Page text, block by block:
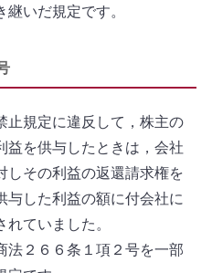
いだ規定です。
止規定に違反して，株主の
益を供与したときは，会社
しその利益の返還請求権を
与した利益の額に付会社に
ていました。
法２６６条１項２号を一部